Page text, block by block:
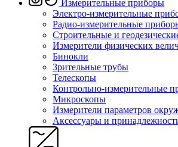
Измерительные приборы
Электро-измерительные
Радио-измерительные
Строительные и
Измерители физических
Бинокли
Зрительные трубы
Телескопы
Контрольно-измерительные
Микроскопы
Измерители параметров
Аксессуары и